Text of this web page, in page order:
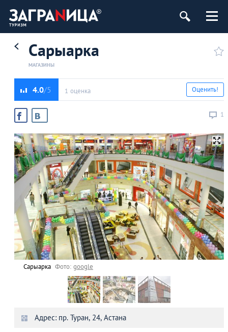
Сарыарка
МАГАЗИНЫ
4.0 1 оценка
1
Оценить!
Сарыарка Фото:google
Адрес: пр. Туран, 24, Астана